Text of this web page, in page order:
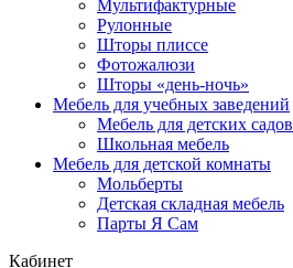
Мультифактурные
Рулонные
Шторы плиссе
Фотожалюзи
Шторы «день-ночь»
Мебель для учебных заведений
Мебель для детских садов
Школьная мебель
Мебель для детской комнаты
Мольберты
Детская складная мебель
Парты Я Сам
Кабинет